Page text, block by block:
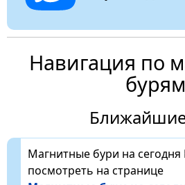
Навигация по
бурям
Магнитные бури на
посмотреть на странице